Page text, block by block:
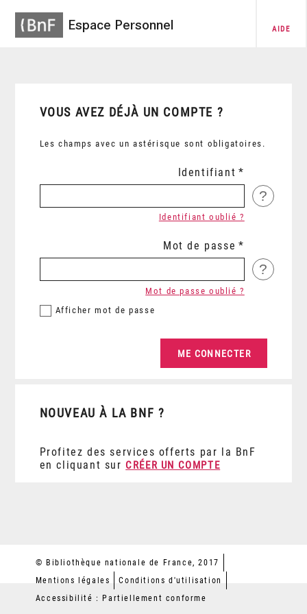
Espace Personnel AIDE
VOUS AVEZ DÉJÀ UN COMPTE ?
Les champs avec un astérisque sont obligatoires.
Identifiant
?
Identifiant oublié ?
Mot de passe
?
Afficher mot de passe
Mot de passe oublié ?
NOUVEAU À LA BNF ?
Profitez des services offerts par la BnF
en cliquant sur CRÉER UN COMPTE
© Bibliothèque nationale de France, 2017
Mentions légales
Conditions d'utilisation
Accessibilité : Partiellement conforme